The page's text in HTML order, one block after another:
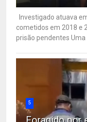
Investigado atuava
cometidos em 2018 e
prisão pendentes Uma
5